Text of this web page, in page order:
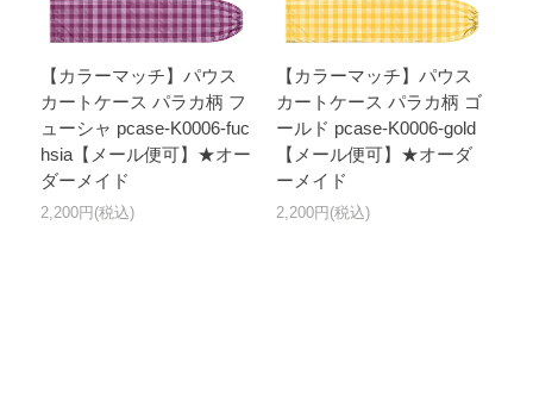
【カラーマッチ】パウス
カートケース パラカ柄 フ
ューシャ pcase-K0006-fuc
hsia【メール便可】★オー
ダーメイド
2,200円(税込)
【カラーマッチ】パウス
カートケース パラカ柄 ゴ
ールド pcase-K0006-gold
【メール便可】★オーダ
ーメイド
2,200円(税込)